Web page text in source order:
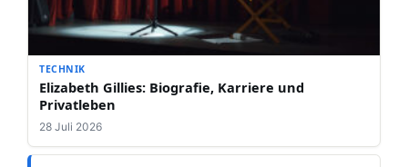
TECHNIK
Elizabeth Gillies: Biografie, Karriere und
Privatleben
28 Juli 2026